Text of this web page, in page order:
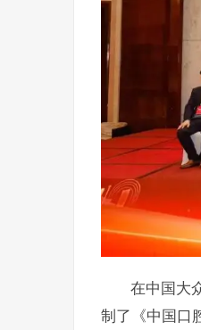
在中国大
制了《中国口